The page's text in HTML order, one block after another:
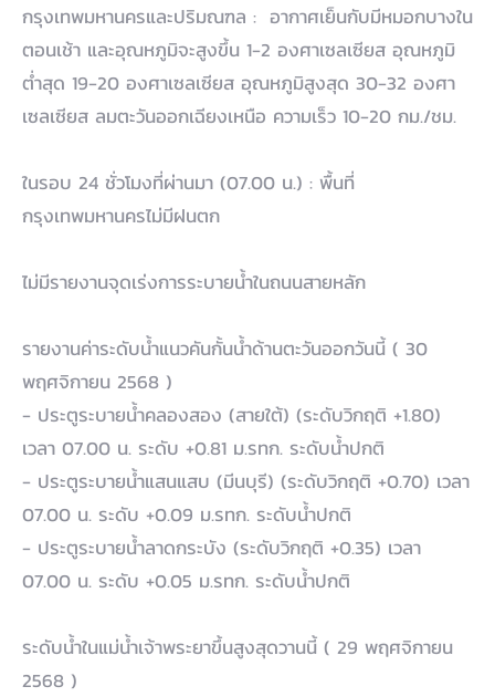
กรุงเทพมหานครและปริมณฑล : อากาศเย็นกับมีหมอกบางใน
ตอนเช้า และอุณหภูมิจะสูงขึ้น 1-2 องศาเซลเซียส อุณหภูมิ
ต่ำสุด 19-20 องศาเซลเซียส อุณหภูมิสูงสุด 30-32 องศา
เซลเซียส ลมตะวันออกเฉียงเหนือ ความเร็ว 10-20 กม./ชม.
ในรอบ 24 ชั่วโมงที่ผ่านมา (07.00 น.) : พื้นที่
กรุงเทพมหานครไม่มีฝนตก
ไม่มีรายงานจุดเร่งการระบายน้ำในถนนสายหลัก
รายงานค่าระดับน้ำแนวคันกั้นน้ำด้านตะวันออกวันนี้ ( 30
พฤศจิกายน 2568 )
- ประตูระบายน้ำคลองสอง (สายใต้) (ระดับวิกฤติ +1.80)
เวลา 07.00 น. ระดับ +0.81 ม.รทก. ระดับน้ำปกติ
- ประตูระบายน้ำแสนแสบ (มีนบุรี) (ระดับวิกฤติ +0.70) เวลา
07.00 น. ระดับ +0.09 ม.รทก. ระดับน้ำปกติ
- ประตูระบายน้ำลาดกระบัง (ระดับวิกฤติ +0.35) เวลา
07.00 น. ระดับ +0.05 ม.รทก. ระดับน้ำปกติ
ระดับน้ำในแม่น้ำเจ้าพระยาขึ้นสูงสุดวานนี้ ( 29 พฤศจิกายน
2568 )